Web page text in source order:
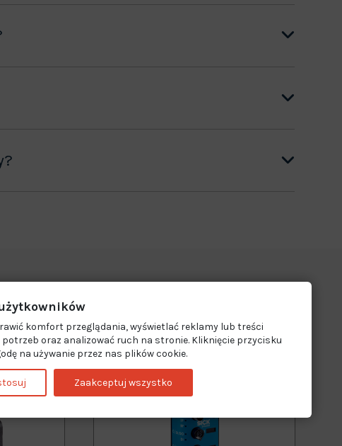
Nowy
komfort przeglądania, wyświetlać reklamy lub treści
oraz analizować ruch na stronie. Kliknięcie przycisku
na używanie przez nas plików cookie.
Zaakceptuj wszystko